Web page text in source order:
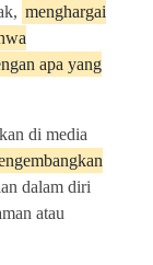
menghargai
apa yang
di media
dalam diri
atau